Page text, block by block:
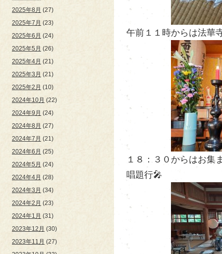
2025年8月 (27)
2025年7月 (23)
2025年6月 (24)
2025年5月 (26)
2025年4月 (21)
2025年3月 (21)
2025年2月 (10)
2024年10月 (22)
2024年9月 (24)
2024年8月 (27)
2024年7月 (21)
2024年6月 (25)
2024年5月 (24)
2024年4月 (28)
2024年3月 (34)
2024年2月 (23)
2024年1月 (31)
2023年12月 (30)
2023年11月 (27)
午前１１時からは法華
１８：３０からはお集
唱題行🎤